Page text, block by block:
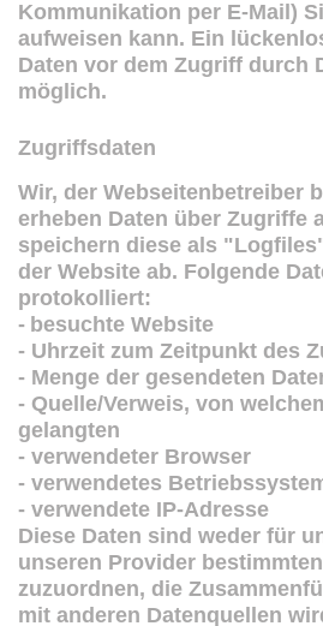
Kommunikation per E-Mail)
aufweisen kann. Ein
Daten vor dem Zugriff durch
möglich.
Zugriffsdaten
Wir, der Webseitenbetreiber
erheben Daten über Zugriffe
speichern diese als
der Website ab. Folgende
protokolliert:
- besuchte Website
- Uhrzeit zum Zeitpunkt des
- Menge der gesendeten
- Quelle/Verweis, von
gelangten
- verwendeter Browser
- verwendetes
- verwendete IP-Adresse
Diese Daten sind weder für
unseren Provider
zuzuordnen, die
mit anderen Datenquellen